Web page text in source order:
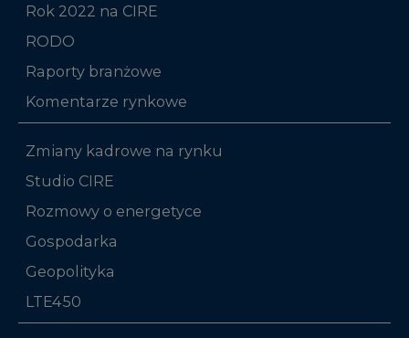
Rok 2022 na CIRE
RODO
Raporty branżowe
Komentarze rynkowe
Zmiany kadrowe na rynku
Studio CIRE
Rozmowy o energetyce
Gospodarka
Geopolityka
LTE450